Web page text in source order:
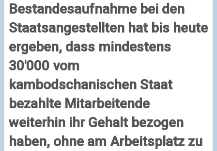
Bestandesaufnahme bei den
Staatsangestellten hat bis heute
ergeben, dass mindestens
30′000 vom
kambodschanischen Staat
bezahlte Mitarbeitende
weiterhin ihr Gehalt bezogen
haben, ohne am Arbeitsplatz zu